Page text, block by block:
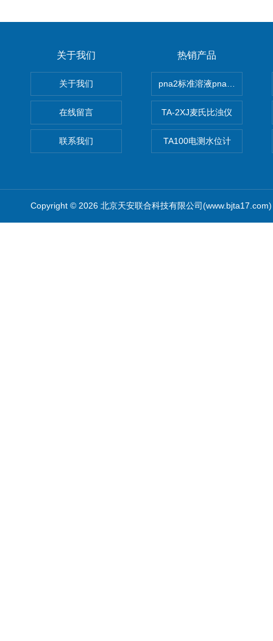
关于我们
关于我们
在线留言
联系我们
热销产品
pna2标准溶液pna3 pna4
TA-2XJ麦氏比浊仪
TA100电测水位计
Copyright © 2026 北京天安联合科技有限公司